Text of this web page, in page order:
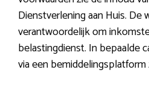
Dienstverlening aan Huis.
verantwoordelijk om
belastingdienst. In bepaalde
via een